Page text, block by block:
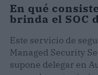
En qué
brinda el SOC
Este servicio de
Managed Security
supone delegar en